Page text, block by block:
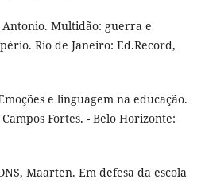
Antonio. Multidão: guerra e
Rio de Janeiro: Ed.Record,
e linguagem na educação.
Fortes. - Belo Horizonte:
Maarten. Em defesa da escola